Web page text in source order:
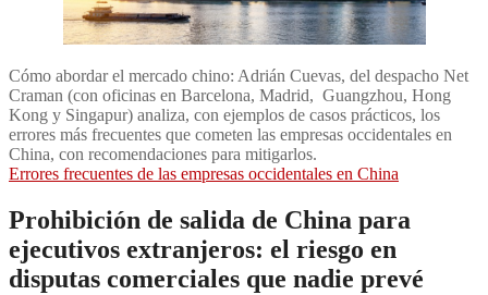
Cómo abordar el mercado chino: Adrián Cuevas, del despacho Net
Craman (con oficinas en Barcelona, Madrid, Guangzhou, Hong
Kong y Singapur) analiza, con ejemplos de casos prácticos, los
errores más frecuentes que cometen las empresas occidentales en
China, con recomendaciones para mitigarlos.
Errores frecuentes de las empresas occidentales en China
Prohibición de salida de China para
ejecutivos extranjeros: el riesgo en
disputas comerciales que nadie prevé